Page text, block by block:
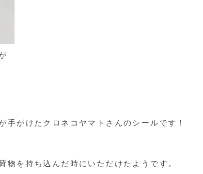
手がけたクロネコヤマトさんのシールです！
物を持ち込んだ時にいただけたようです。